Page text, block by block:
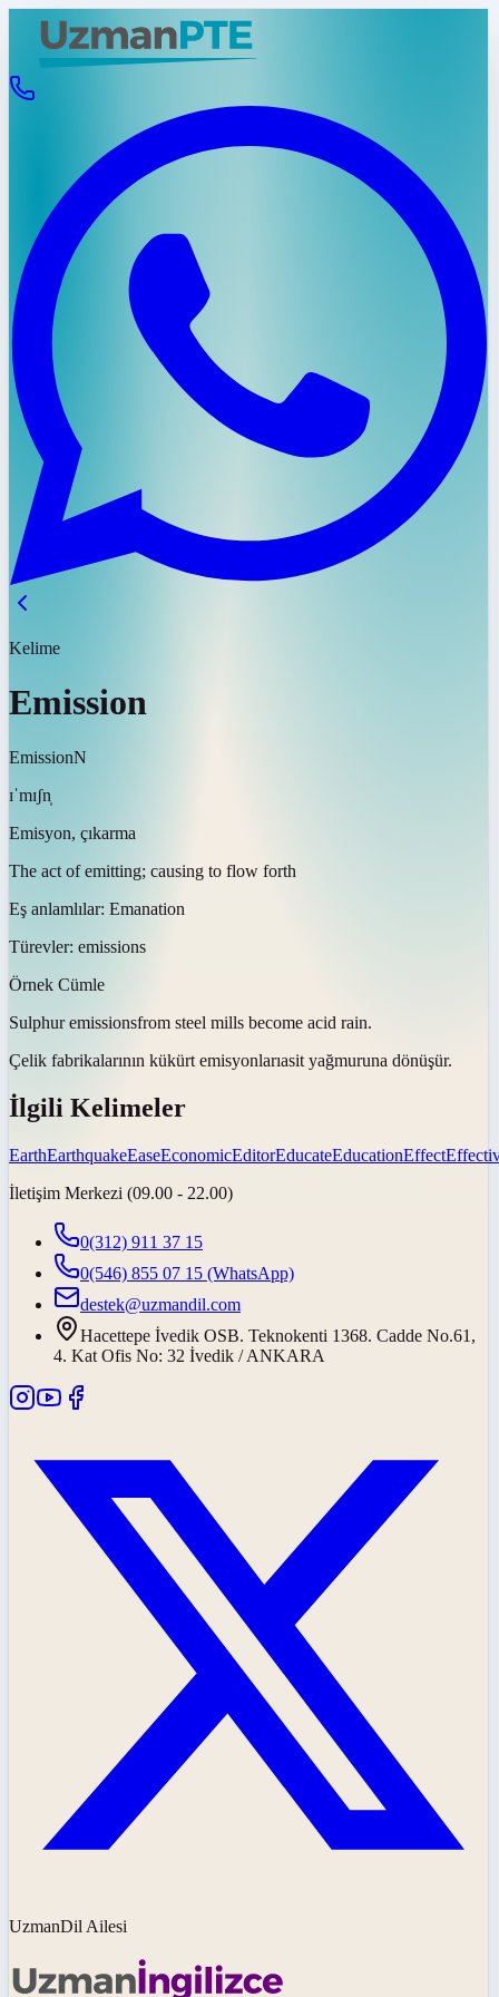
Kelime
Emission
EmissionN
ɪˈmɪʃn̩
Emisyon, çıkarma
The act of emitting; causing to flow forth
Eş anlamlılar: Emanation
Türevler: emissions
Örnek Cümle
Sulphur emissionsfrom steel mills become acid rain.
Çelik fabrikalarının kükürt emisyonlarıasit yağmuruna dönüşür.
İlgili Kelimeler
EarthEarthquakeEaseEconomicEditorEducateEducationEffect
İletişim Merkezi (09.00 - 22.00)
0(312) 911 37 15
0(546) 855 07 15 (WhatsApp)
destek@uzmandil.com
Hacettepe İvedik OSB. Teknokenti 1368. Cadde No.61,
4. Kat Ofis No: 32 İvedik / ANKARA
UzmanDil Ailesi